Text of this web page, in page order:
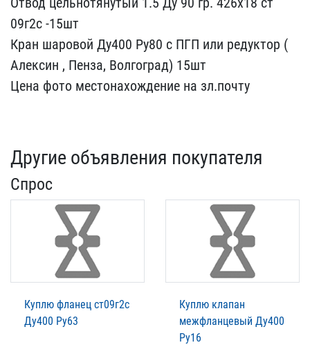
09г2с -1​5шт
Кран шаровой Ду400 Р​у80 с ПГП или редуктор (​
Алексин , Пенза, Волгогр​ад) 15шт
Цена фото место​нахождение на зл.почту
Другие объявления покупателя
Спрос
Куплю фланец ст09г2с
Ду400 Ру63
Куплю клапан
межфланцевый Ду400
Ру16